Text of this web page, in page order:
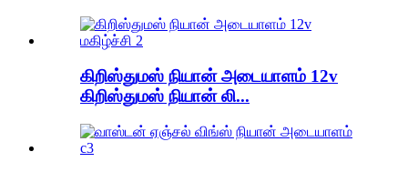
கிறிஸ்துமஸ் நியான் அடையாளம் 12v
கிறிஸ்துமஸ் நியான் லி...